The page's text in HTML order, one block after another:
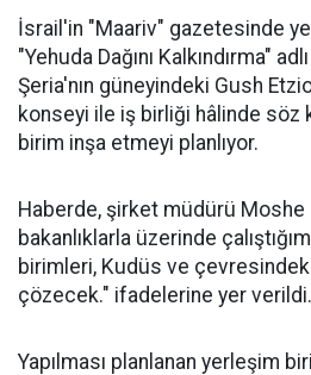
İsrail'in "Maariv" gazetesinde
"Yehuda Dağını Kalkındırma"
Şeria'nın güneyindeki Gush
konseyi ile iş birliği hâlinde söz
birim inşa etmeyi planlıyor.
Haberde, şirket müdürü
bakanlıklarla üzerinde
birimleri, Kudüs ve
çözecek." ifadelerine yer verildi.
Yapılması planlanan yerleşim